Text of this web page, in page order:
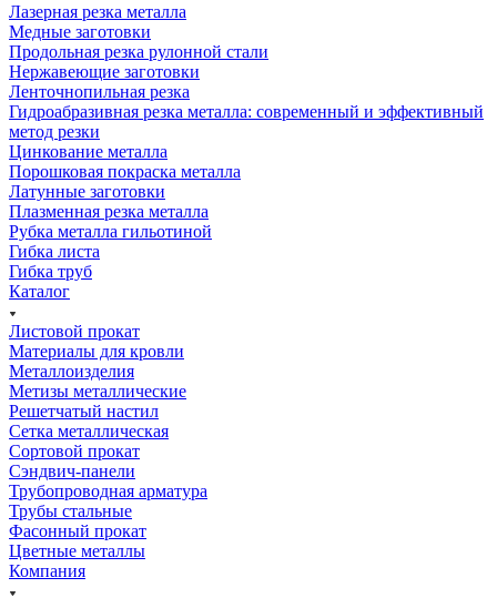
Лазерная резка металла
Медные заготовки
Продольная резка рулонной стали
Нержавеющие заготовки
Ленточнопильная резка
Гидроабразивная резка металла: современный и эффективный
метод резки
Цинкование металла
Порошковая покраска металла
Латунные заготовки
Плазменная резка металла
Рубка металла гильотиной
Гибка листа
Гибка труб
Каталог
Листовой прокат
Материалы для кровли
Металлоизделия
Метизы металлические
Решетчатый настил
Сетка металлическая
Сортовой прокат
Сэндвич-панели
Трубопроводная арматура
Трубы стальные
Фасонный прокат
Цветные металлы
Компания